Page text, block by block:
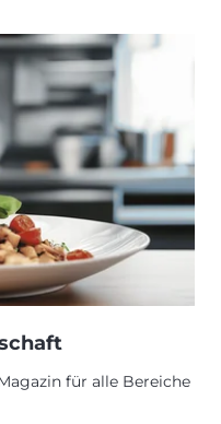
für alle Bereiche